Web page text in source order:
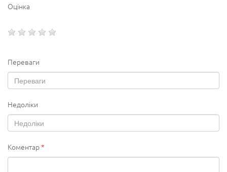
Оцінка
Переваги
Недоліки
Коментар*